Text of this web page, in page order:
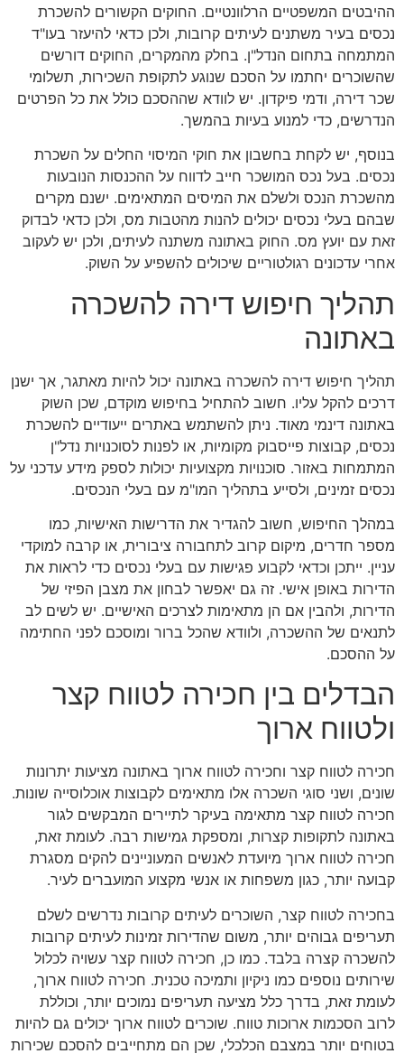
ההיבטים המשפטיים הרלוונטיים. החוקים הקשורים להשכרת
נכסים בעיר משתנים לעיתים קרובות, ולכן כדאי להיעזר בעו"ד
המתמחה בתחום הנדל"ן. בחלק מהמקרים, החוקים דורשים
שהשוכרים יחתמו על הסכם שנוגע לתקופת השכירות, תשלומי
שכר דירה, ודמי פיקדון. יש לוודא שההסכם כולל את כל הפרטים
הנדרשים, כדי למנוע בעיות בהמשך.
בנוסף, יש לקחת בחשבון את חוקי המיסוי החלים על השכרת
נכסים. בעל נכס המושכר חייב לדווח על ההכנסות הנובעות
מהשכרת הנכס ולשלם את המיסים המתאימים. ישנם מקרים
שבהם בעלי נכסים יכולים להנות מהטבות מס, ולכן כדאי לבדוק
זאת עם יועץ מס. החוק באתונה משתנה לעיתים, ולכן יש לעקוב
אחרי עדכונים רגולטוריים שיכולים להשפיע על השוק.
תהליך חיפוש דירה להשכרה
באתונה
תהליך חיפוש דירה להשכרה באתונה יכול להיות מאתגר, אך ישנן
דרכים להקל עליו. חשוב להתחיל בחיפוש מוקדם, שכן השוק
באתונה דינמי מאוד. ניתן להשתמש באתרים ייעודיים להשכרת
נכסים, קבוצות פייסבוק מקומיות, או לפנות לסוכנויות נדל"ן
המתמחות באזור. סוכנויות מקצועיות יכולות לספק מידע עדכני על
נכסים זמינים, ולסייע בתהליך המו"מ עם בעלי הנכסים.
במהלך החיפוש, חשוב להגדיר את הדרישות האישיות, כמו
מספר חדרים, מיקום קרוב לתחבורה ציבורית, או קרבה למוקדי
עניין. ייתכן וכדאי לקבוע פגישות עם בעלי נכסים כדי לראות את
הדירות באופן אישי. זה גם יאפשר לבחון את מצבן הפיזי של
הדירות, ולהבין אם הן מתאימות לצרכים האישיים. יש לשים לב
לתנאים של ההשכרה, ולוודא שהכל ברור ומוסכם לפני החתימה
על ההסכם.
הבדלים בין חכירה לטווח קצר
ולטווח ארוך
חכירה לטווח קצר וחכירה לטווח ארוך באתונה מציעות יתרונות
שונים, ושני סוגי השכרה אלו מתאימים לקבוצות אוכלוסייה שונות.
חכירה לטווח קצר מתאימה בעיקר לתיירים המבקשים לגור
באתונה לתקופות קצרות, ומספקת גמישות רבה. לעומת זאת,
חכירה לטווח ארוך מיועדת לאנשים המעוניינים להקים מסגרת
קבועה יותר, כגון משפחות או אנשי מקצוע המועברים לעיר.
בחכירה לטווח קצר, השוכרים לעיתים קרובות נדרשים לשלם
תעריפים גבוהים יותר, משום שהדירות זמינות לעיתים קרובות
להשכרה קצרה בלבד. כמו כן, חכירה לטווח קצר עשויה לכלול
שירותים נוספים כמו ניקיון ותמיכה טכנית. חכירה לטווח ארוך,
לעומת זאת, בדרך כלל מציעה תעריפים נמוכים יותר, וכוללת
לרוב הסכמות ארוכות טווח. שוכרים לטווח ארוך יכולים גם להיות
בטוחים יותר במצבם הכלכלי, שכן הם מתחייבים להסכם שכירות